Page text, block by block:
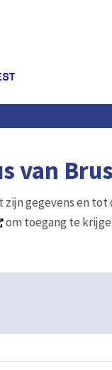
van
gegevens en
om toegang te